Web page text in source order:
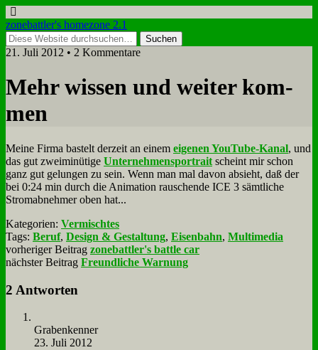
zonebattler's homezone 2.1
21. Juli 2012 • 2 Kommentare
Mehr wis­sen und wei­ter kom­
men
Mei­ne Fir­ma ba­stelt der­zeit an ei­nem ei­ge­nen You­Tube-Ka­nal, und
das gut zwei­mi­nü­ti­ge Un­ter­neh­mens­por­trait scheint mir schon
ganz gut ge­lun­gen zu sein. Wenn man mal da­von ab­sieht, daß der
bei 0:24 min durch die Ani­ma­ti­on rau­schen­de ICE 3 sämt­li­che
Strom­ab­neh­mer oben hat...
Kategorien: Vermischtes
Tags: Beruf, Design & Gestaltung, Eisenbahn, Multimedia
vorheriger Beitrag zonebattler's battle car
nächster Beitrag Freundliche Warnung
2 Antworten
Gra­ben­ken­ner
23. Juli 2012